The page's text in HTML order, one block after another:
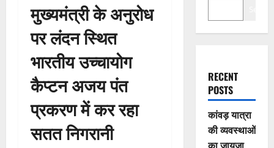
मुख्यमंत्री के अनुरोध
पर लंदन स्थित
भारतीय उच्चायोग
कैप्टन अजय पंत
प्रकरण में कर रहा
सतत निगरानी
RECENT
POSTS
कांवड़ यात्रा
की व्यवस्थाओं
का जायजा